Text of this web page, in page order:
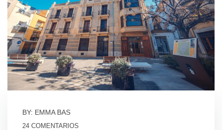
BY: EMMA BAS
24 COMENTARIOS